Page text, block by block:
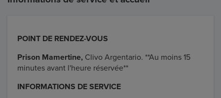
POINT DE RENDEZ-VOUS
Prison Mamertine, Clivo Argentario. **Au moins 15
minutes avant l'heure réservée**
INFORMATIONS DE SERVICE